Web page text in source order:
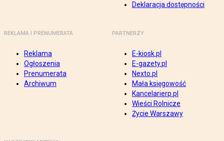
Deklaracja dostępności
REKLAMA I PRENUMERATA
Reklama
Ogłoszenia
Prenumerata
Archiwum
PARTNERZY
E-kiosk.pl
E-gazety.pl
Nexto.pl
Mała księgowość
Kancelarierp.pl
Wieści Rolnicze
Życie Warszawy